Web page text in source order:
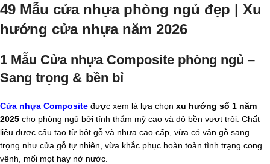
49 Mẫu cửa nhựa phòng ngủ đẹp | Xu
hướng cửa nhựa năm 2026
1 Mẫu Cửa nhựa Composite phòng ngủ –
Sang trọng & bền bỉ
Cửa nhựa Composite được xem là lựa chọn xu hướng số 1 năm
2025 cho phòng ngủ bởi tính thẩm mỹ cao và độ bền vượt trội. Chất
liệu được cấu tạo từ bột gỗ và nhựa cao cấp, vừa có vân gỗ sang
trọng như cửa gỗ tự nhiên, vừa khắc phục hoàn toàn tình trạng cong
vênh, mối mọt hay nở nước.